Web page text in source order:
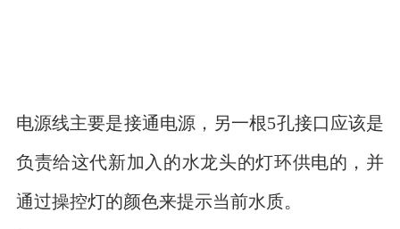
电源线主要是接通电源，另一根5孔接口应该是
负责给这代新加入的水龙头的灯环供电的，并
通过操控灯的颜色来提示当前水质。